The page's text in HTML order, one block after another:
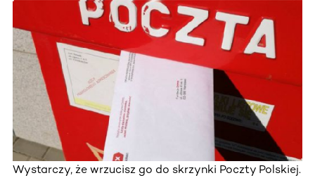
Wystarczy, że wrzucisz go do skrzynki Poczty Polskiej.